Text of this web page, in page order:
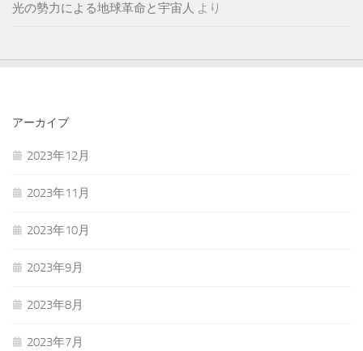
光の勢力による地球革命と宇宙人 より
アーカイブ
2023年12月
2023年11月
2023年10月
2023年9月
2023年8月
2023年7月